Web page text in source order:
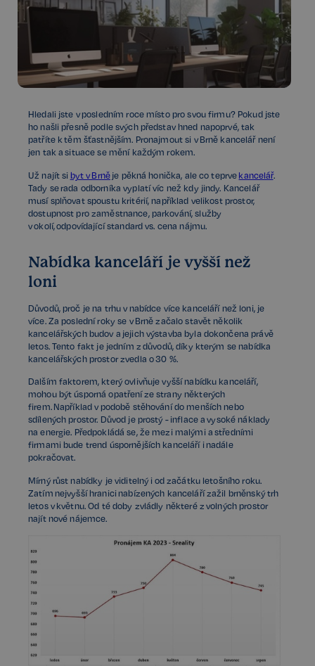
Hledali jste v posledním roce místo pro svou firmu? Pokud jste
ho našli přesně podle svých představ hned napoprvé, tak
patříte k těm šťastnějším. Pronajmout si v Brně kancelář není
jen tak a situace se mění každým rokem.
Už najít si byt v Brněje pěkná honička, ale co teprve kancelář.
Tady se rada odborníka vyplatí víc než kdy jindy. Kancelář
musí splňovat spoustu kritérií, například velikost prostor,
dostupnost pro zaměstnance, parkování, služby
v okolí, odpovídající standard vs. cena nájmu.
Nabídka kanceláří je vyšší než
loni
Důvodů, proč je na trhu v nabídce více kanceláří než loni, je
více. Za poslední roky se v Brně začalo stavět několik
kancelářských budov a jejich výstavba byla dokončena právě
letos. Tento fakt je jedním z důvodů, díky kterým se nabídka
kancelářských prostor zvedla o 30 %.
Dalším faktorem, který ovlivňuje vyšší nabídku kanceláří,
mohou být úsporná opatření ze strany některých
firem. Například v podobě stěhování do menších nebo
sdílených prostor. Důvod je prostý - inflace a vysoké náklady
na energie. Předpokládá se, že mezi malými a středními
firmami bude trend úspornějších kanceláří i nadále
pokračovat.
Mírný růst nabídky je viditelný i od začátku letošního roku.
Zatím nejvyšší hranici nabízených kanceláří zažil brněnský trh
letos v květnu. Od té doby zvládly některé z volných prostor
najít nové nájemce.